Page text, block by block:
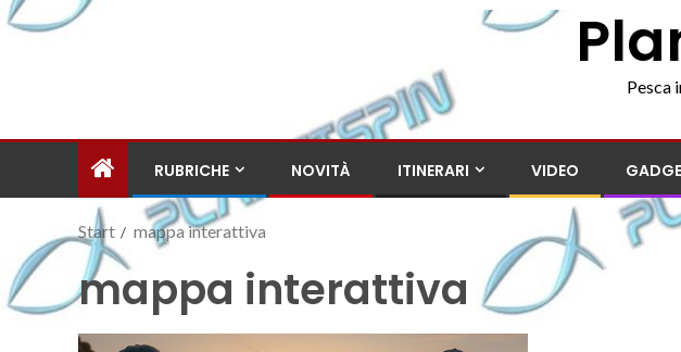
Pesca
RUBRICHE NOVITÀ ITINERARI VIDEO
Start mappa interattiva
mappa interattiva